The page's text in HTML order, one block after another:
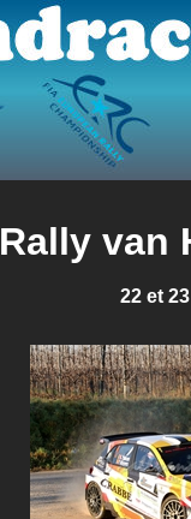
Rally van
22 et